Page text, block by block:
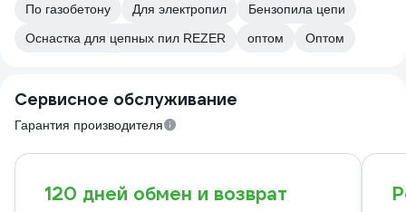
По газобетону
Для электропил
Бензопила цепи
Оснастка для цепных пил REZER
оптом Оптом
Сервисное обслуживание
Гарантия производителя
120 дней обмен и возврат